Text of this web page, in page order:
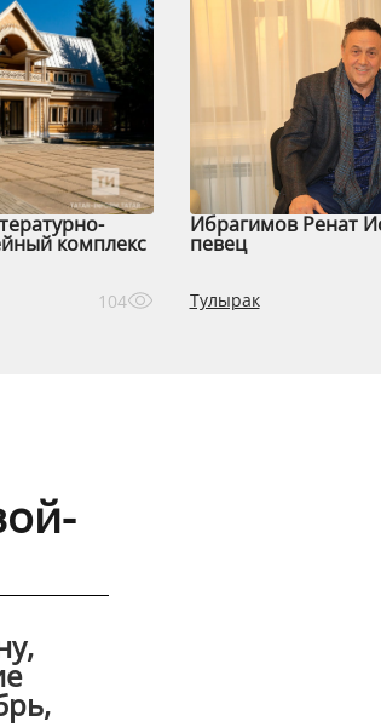
комплекс
104
Ибрагимов Ренат
певец
Тулырак